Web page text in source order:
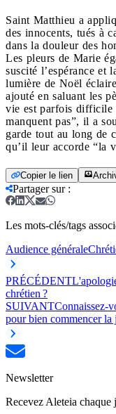
Saint Matthieu a
des innocents, tués à
dans la douleur des
Les pleurs de Marie
suscité l’espérance et
lumière de Noël
ajouté en saluant les
vie est parfois difficile
manquent pas”, il a
garde tout au long de
qu’il leur accorde “la
Copier le lien
Partager sur:
Les mots-clés/tags
Audience générale
PRÉCÉDENT
chrétien ?
SUIVANTConnaissez-
pour bien commencer la
Newsletter
Recevez Aleteia